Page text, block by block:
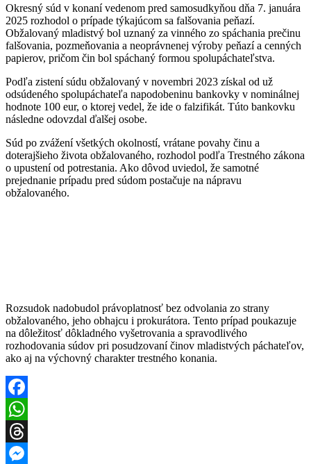
Okresný súd v konaní vedenom pred samosudkyňou dňa 7. januára
2025 rozhodol o prípade týkajúcom sa falšovania peňazí.
Obžalovaný mladistvý bol uznaný za vinného zo spáchania prečinu
falšovania, pozmeňovania a neoprávnenej výroby peňazí a cenných
papierov, pričom čin bol spáchaný formou spolupáchateľstva.
Podľa zistení súdu obžalovaný v novembri 2023 získal od už
odsúdeného spolupáchateľa napodobeninu bankovky v nominálnej
hodnote 100 eur, o ktorej vedel, že ide o falzifikát. Túto bankovku
následne odovzdal ďalšej osobe.
Súd po zvážení všetkých okolností, vrátane povahy činu a
doterajšieho života obžalovaného, rozhodol podľa Trestného zákona
o upustení od potrestania. Ako dôvod uviedol, že samotné
prejednanie prípadu pred súdom postačuje na nápravu
obžalovaného.
Rozsudok nadobudol právoplatnosť bez odvolania zo strany
obžalovaného, jeho obhajcu i prokurátora. Tento prípad poukazuje
na dôležitosť dôkladného vyšetrovania a spravodlivého
rozhodovania súdov pri posudzovaní činov mladistvých páchateľov,
ako aj na výchovný charakter trestného konania.
Facebook
WhatsApp
Threads